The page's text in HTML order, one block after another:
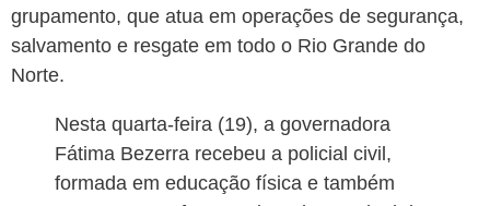
grupamento, que atua em operações de segurança,
salvamento e resgate em todo o Rio Grande do
Norte.
Nesta quarta-feira (19), a governadora
Fátima Bezerra recebeu a policial civil,
formada em educação física e também